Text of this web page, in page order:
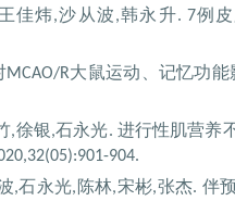
王佳炜,沙从波,韩永升. 7例
MCAO/R大鼠运动、记忆功
,徐银,石永光. 进行性肌营养
904.
,石永光, 陈林,宋彬,张杰. 伴